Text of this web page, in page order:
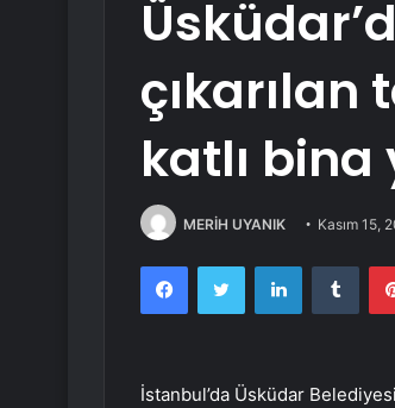
katlı bina
MERİH UYANIK Kasım 15,
FacebookTwitter LinkedIn
İstanbul’da Üsküdar